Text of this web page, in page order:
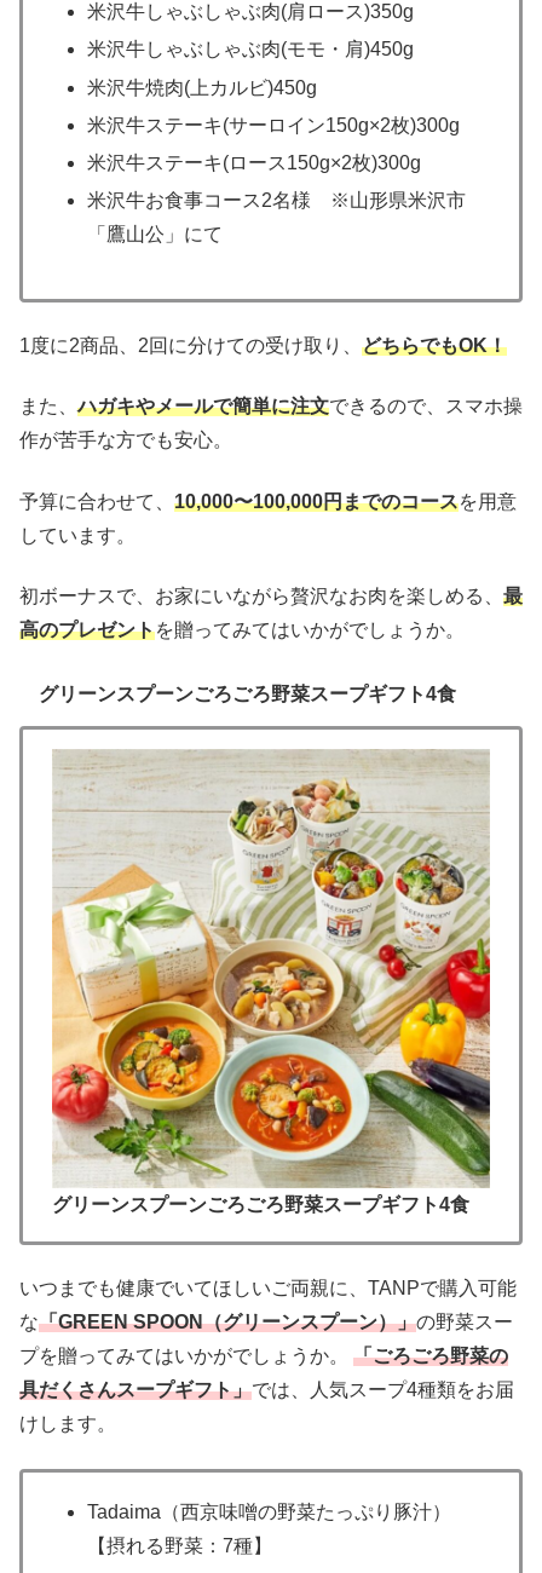
米沢牛しゃぶしゃぶ肉(肩ロース)350g
米沢牛しゃぶしゃぶ肉(モモ・肩)450g
米沢牛焼肉(上カルビ)450g
米沢牛ステーキ(サーロイン150g×2枚)300g
米沢牛ステーキ(ロース150g×2枚)300g
米沢牛お食事コース2名様 ※山形県米沢市
「鷹山公」にて
1度に2商品、2回に分けての受け取り、 どちらでもOK！
また、ハガキやメールで簡単に注文できるので、スマホ操
作が苦手な方でも安心。
予算に合わせて、 10,000〜100,000円までのコースを用意
しています。
初ボーナスで、お家にいながら贅沢なお肉を楽しめる、 最
高のプレゼントを贈ってみてはいかがでしょうか。
グリーンスプーンごろごろ野菜スープギフト4⾷
グリーンスプーンごろごろ野菜スープギフト4⾷
いつまでも健康でいてほしいご両親に、TANPで購入可能
な「GREEN SPOON（グリーンスプーン）」の野菜スー
プを贈ってみてはいかがでしょうか。 「ごろごろ野菜の
具だくさんスープギフト」では、人気スープ4種類をお届
けします。
Tadaima（⻄京味噌の野菜たっぷり豚汁）
【摂れる野菜：7種】